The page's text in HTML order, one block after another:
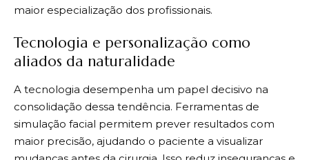
maior especialização dos profissionais.
Tecnologia e personalização como
aliados da naturalidade
A tecnologia desempenha um papel decisivo na
consolidação dessa tendência. Ferramentas de
simulação facial permitem prever resultados com
maior precisão, ajudando o paciente a visualizar